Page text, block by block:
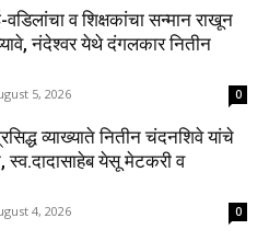
वडिलांचा व शिक्षकांचा सन्मान राखून
नंदेश्वर येथे दंगलकार नितीन
5, 2026 0
व्याख्याते नितीन चंदनशिवे यांचे
स्व.दादासाहेब येसू मेटकरी व
4, 2026 0